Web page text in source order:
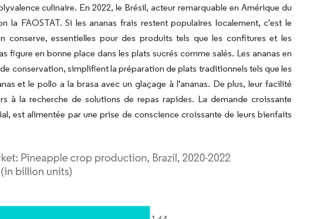
culinaire. En 2022, le Brésil, acteur remarquable en Amérique du
la FAOSTAT. Si les ananas frais restent populaires localement, c'est le
essentielles pour des produits tels que les confitures et les
figure en bonne place dans les plats sucrés comme salés. Les ananas en
conservation, simplifient la préparation de plats traditionnels tels que les
et le pollo a la brasa avec un glaçage à l'ananas. De plus, leur facilité
à la recherche de solutions de repas rapides. La demande croissante
est alimentée par une prise de conscience croissante de leurs bienfaits